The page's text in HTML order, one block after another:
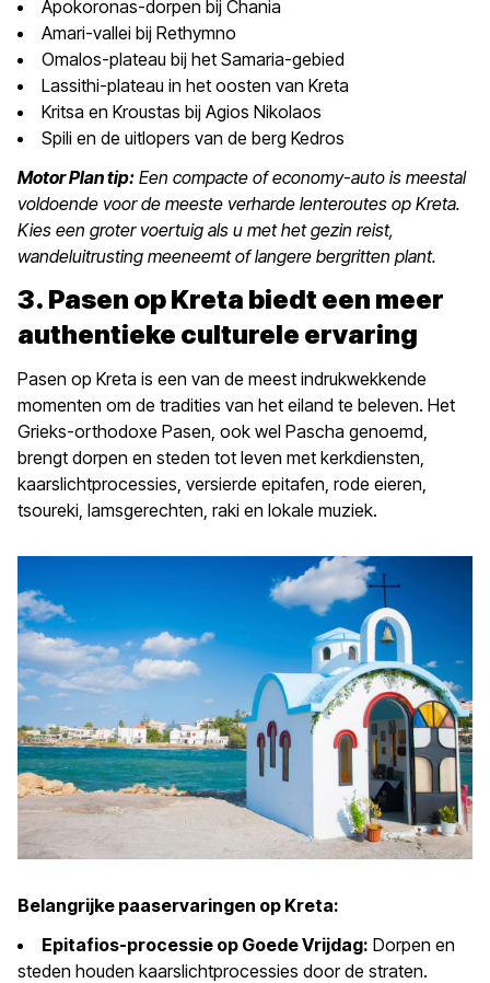
Apokoronas-dorpen bij Chania
Amari-vallei bij Rethymno
Omalos-plateau bij het Samaria-gebied
Lassithi-plateau in het oosten van Kreta
Kritsa en Kroustas bij Agios Nikolaos
Spili en de uitlopers van de berg Kedros
Motor Plan tip: Een compacte of economy-auto is meestal
voldoende voor de meeste verharde lenteroutes op Kreta.
Kies een groter voertuig als u met het gezin reist,
wandeluitrusting meeneemt of langere bergritten plant.
3. Pasen op Kreta biedt een meer
authentieke culturele ervaring
Pasen op Kreta is een van de meest indrukwekkende
momenten om de tradities van het eiland te beleven. Het
Grieks-orthodoxe Pasen, ook wel Pascha genoemd,
brengt dorpen en steden tot leven met kerkdiensten,
kaarslichtprocessies, versierde epitafen, rode eieren,
tsoureki, lamsgerechten, raki en lokale muziek.
Belangrijke paaservaringen op Kreta:
Epitafios-processie op Goede Vrijdag: Dorpen en
steden houden kaarslichtprocessies door de straten.